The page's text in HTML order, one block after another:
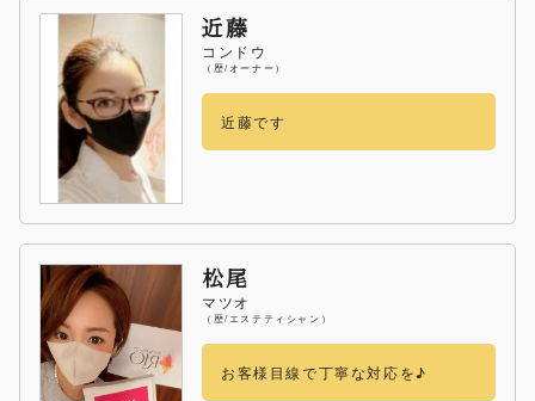
近藤
コンドウ
（歴/オーナー）
近藤です
松尾
マツオ
（歴/エステティシャン）
お客様目線で丁寧な対応を♪